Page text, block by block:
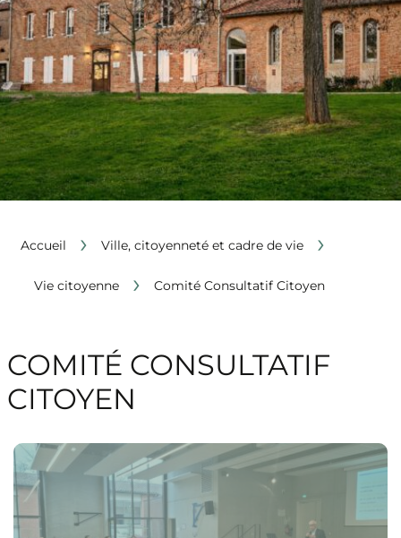
Accueil › Ville, citoyenneté et cadre de vie ›
Vie citoyenne › Comité Consultatif Citoyen
COMITÉ CONSULTATIF
CITOYEN
Voir la page Qu’est-ce que le 3C ?